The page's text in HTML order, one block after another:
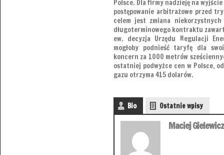
Polsce. Dla firmy nadzieję na
postępowanie arbitrażowe przed
celem jest zmiana
długoterminowego kontraktu
ew. decyzja Urzędu Regulacji
mogłoby podnieść taryfę dla
koncern za 1000 metrów
ostatniej podwyżce cen w Polsce,
gazu otrzyma 415 dolarów.
Bio Ostatnie wpisy
Maciej Gielewicz